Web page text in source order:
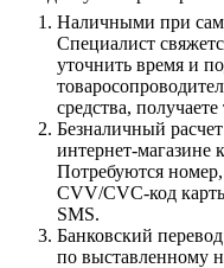
Наличными при
Специалист
уточнить время и
средства,
Безналичный
интернет-магазине
Потребуются
CVV/CVC-код
SMS.
Банковский
по выставленному